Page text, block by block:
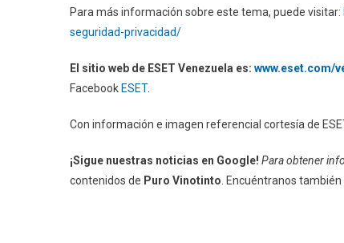
Para más información sobre este tema, puede visitar:
seguridad-privacidad/
El sitio web de ESET Venezuela es: www.eset.com/
Facebook ESET.
Con información e imagen referencial cortesía de
¡Sigue nuestras noticias en Google! Para obtener
contenidos de Puro Vinotinto . Encuéntranos también